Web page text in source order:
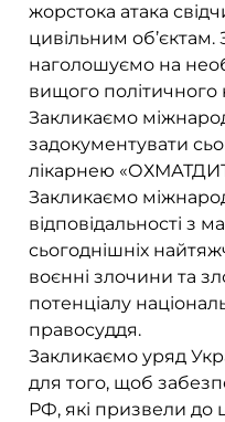
жорстока атака
цивільним об’єктам.
наголошуємо на
вищого політичного
Закликаємо
задокументувати
лікарнею
Закликаємо
відповідальності з
сьогоднішніх
воєнні злочини та
потенціалу
правосуддя.
Закликаємо уряд
для того, щоб
РФ, які призвели до